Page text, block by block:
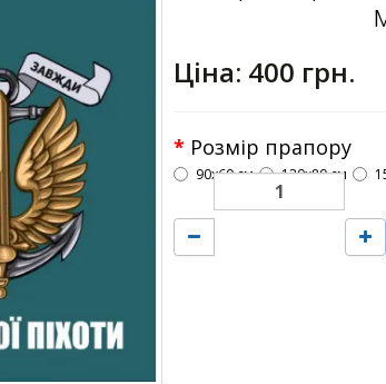
Ціна: 400 грн.
Розмір прапору
90х60 см 120х80 см